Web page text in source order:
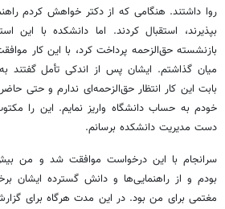
روا داشتند. هنگامی‌ که از دکتر خواهش کردم
بپذیرند، استقبال کردند. اما دانشکده با این
بازنشسته حق‌الزحمه پرداخت کرد، با این کار
میان گذاشتم. ایشان پس از اندکی تأمل گفتند
بابت این کار انتظار حق‌الزحمه‌ای ندارم و حتی
خودم به حساب دانشگاه واریز نمایم. این را
دست مدیریت دانشکده برسانم.
سرانجام با این درخواست موافقت شد و من
بودم و از راهنمایی‌ها و دانش گسترده ایشان
مغتمی برای من بود. در این مدت هرگاه برای